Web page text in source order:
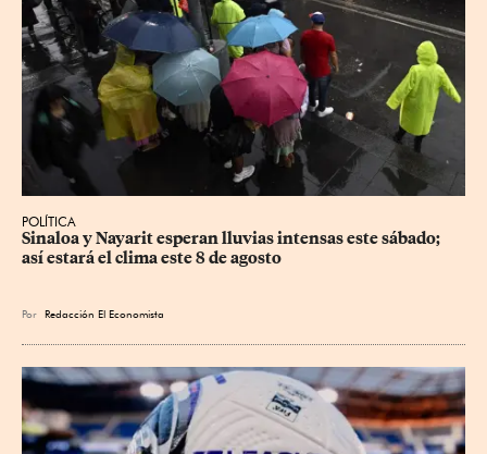
POLÍTICA
Sinaloa y Nayarit esperan lluvias intensas este sábado;
así estará el clima este 8 de agosto
Por Redacción El Economista